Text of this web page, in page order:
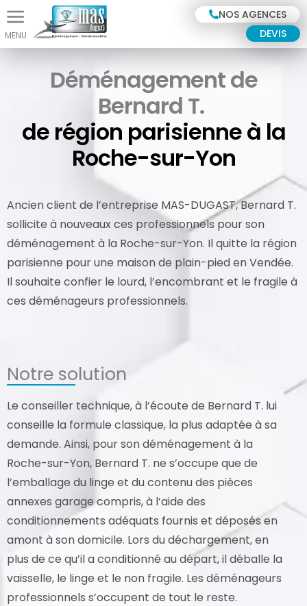
NOS AGENCES
DEVIS
Déménagement de
Bernard T.
de région parisienne à la
Roche-sur-Yon
Ancien client de l’entreprise MAS-DUGAST, Bernard T.
sollicite à nouveaux ces professionnels pour son
déménagement à la Roche-sur-Yon. Il quitte la région
parisienne pour une maison de plain-pied en Vendée.
Il souhaite confier le lourd, l’encombrant et le fragile à
ces déménageurs professionnels.
Notre solution
Le conseiller technique, à l’écoute de Bernard T. lui
conseille la formule classique, la plus adaptée à sa
demande. Ainsi, pour son déménagement à la
Roche-sur-Yon, Bernard T. ne s’occupe que de
l’emballage du linge et du contenu des pièces
annexes garage compris, à l’aide des
conditionnements adéquats fournis et déposés en
amont à son domicile. Lors du déchargement, en
plus de ce qu’il a conditionné au départ, il déballe la
vaisselle, le linge et le non fragile. Les déménageurs
professionnels s’occupent de tout le reste.
Panneau de gestion des cookies